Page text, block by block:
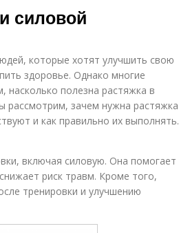
силовой
которые хотят улучшить свою
здоровье. Однако многие
полезна растяжка в
рассмотрим, зачем нужна растяжка
и как правильно их выполнять.
включая силовую. Она помогает
риск травм. Кроме того,
тренировки и улучшению